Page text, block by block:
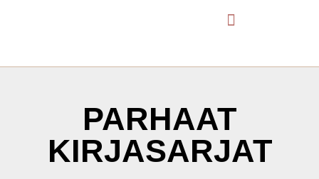
PARHAAT
KIRJASARJAT